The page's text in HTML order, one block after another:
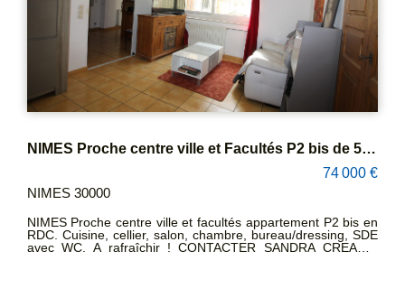
108 000 €
NIMES 30000
NIMES CENTRE VILLE A vendre 2 studios meublés (
19,47m² et 17,97m² Loi Carrez) lumineux et bien entretenus
au 1er étage d'un immeuble ancien à 2 minutes de la faculté